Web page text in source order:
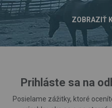
ZOBRAZIŤ
Prihláste sa na
Posielame zážitky, ktoré